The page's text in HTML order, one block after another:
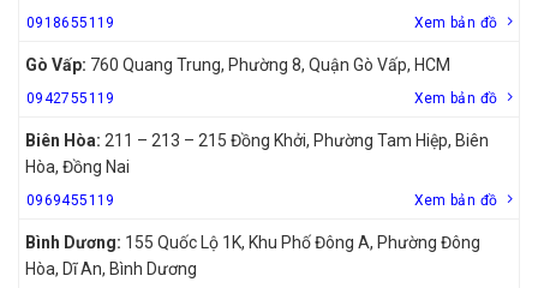
0918655119 Xem bản đồ
Gò Vấp: 760 Quang Trung, Phường 8, Quận Gò Vấp, HCM
0942755119 Xem bản đồ
Biên Hòa: 211 – 213 – 215 Đồng Khởi, Phường Tam Hiệp, Biên
Hòa, Đồng Nai
0969455119 Xem bản đồ
Bình Dương: 155 Quốc Lộ 1K, Khu Phố Đông A, Phường Đông
Hòa, Dĩ An, Bình Dương